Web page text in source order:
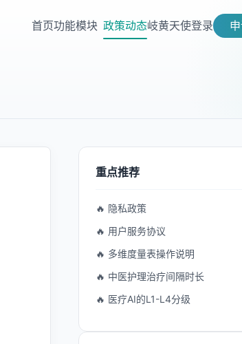
首页功能模块 政策动态岐黄天使登录
重点推荐
🔥 隐私政策
🔥 用户服务协议
🔥 多维度量表操作说明
🔥 中医护理治疗间隔时长
🔥 医疗AI的L1-L4分级